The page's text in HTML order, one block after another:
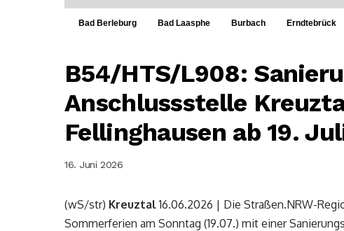
Bad Berleburg Bad Laasphe Burbach Erndtebrück
B54/HTS/L908:
Anschlussstelle
Fellinghausen ab 19.
16. Juni 2026
(wS/str) Kreuztal16.06.2026 | Die Straßen.NRW-
Sommerferien am Sonntag (19.07.) mit einer